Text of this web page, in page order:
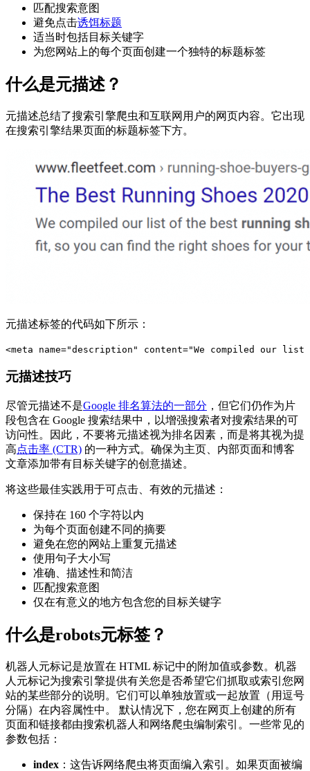
匹配搜索意图
避免点击诱饵标题
适当时包括目标关键字
为您网站上的每个页面创建一个独特的标题标签
什么是元描述？
元描述总结了搜索引擎爬虫和互联网用户的网页内容。它出现
在搜索引擎结果页面的标题标签下方。
元描述标签的代码如下所示：
<meta name="description" content="We compiled
元描述技巧
尽管元描述不是Google 排名算法的一部分 ，但它们仍作为片
段包含在 Google 搜索结果中，以增强搜索者对搜索结果的可
访问性。因此，不要将元描述视为排名因素，而是将其视为提
高点击率 (CTR) 的一种方式。确保为主页、内部页面和博客
文章添加带有目标关键字的创意描述。
将这些最佳实践用于可点击、有效的元描述：
保持在 160 个字符以内
为每个页面创建不同的摘要
避免在您的网站上重复元描述
使用句子大小写
准确、描述性和简洁
匹配搜索意图
仅在有意义的地方包含您的目标关键字
什么是robots元标签？
机器人元标记是放置在 HTML 标记中的附加值或参数。机器
人元标记为搜索引擎提供有关您是否希望它们抓取或索引您网
站的某些部分的说明。它们可以单独放置或一起放置（用逗号
分隔）在内容属性中。 默认情况下，您在网页上创建的所有
页面和链接都由搜索机器人和网络爬虫编制索引。一些常见的
参数包括：
index ：这告诉网络爬虫将页面编入索引。如果页面被编